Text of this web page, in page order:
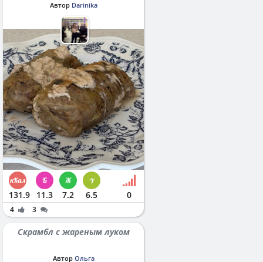
Автор Darinika
131.9 11.3 7.2 6.5 0
4 3
Скрамбл с жареным луком
Автор Ольга